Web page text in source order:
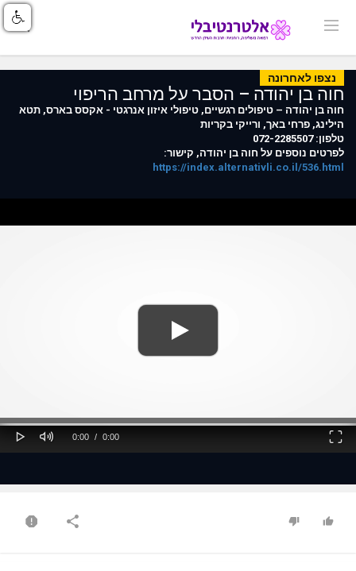
נצפו לאחרונה
חוה בן יהודה – הסבר על מרחב הריפוי
חוה בן יהודה – טיפולים רגשיים, טיפולי איזון אנרגטי - אקסס בארס, תטא
הילינג, פרחי באך, ורייקי בקריות
טלפון: 072-2285507
לפרטים נוספים על חוה בן יהודה, קישור:
https://index.alternativli.co.il/536.html
Play Mute
Current
0:00 /
Duration
0:00
Fullscreen